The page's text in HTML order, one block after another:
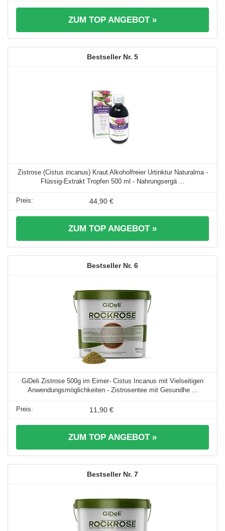
ZUM TOP ANGEBOT »
5
Zistrose (Cistus incanus) Kraut Alkoholfreier Urtinktur Naturalma -
Flüssig-Extrakt Tropfen 500 ml - Nahrungsergä ...
44,90 €
ZUM TOP ANGEBOT »
6
GiDeli Zistrose 500g im Eimer- Cistus Incanus mit Vielseitigen
Anwendungsmöglichkeiten - Zistrosentee mit Gesundhe ...
11,90 €
ZUM TOP ANGEBOT »
7